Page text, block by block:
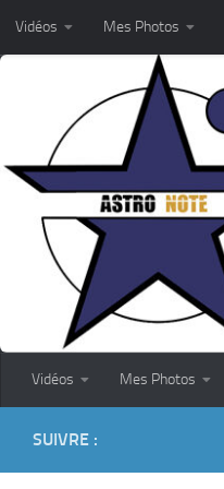
Skip to content
Vidéos Mes Photos
Vidéos Mes Photos
SUIVRE :